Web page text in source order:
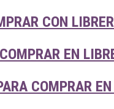
CON
EN
COMPRAR